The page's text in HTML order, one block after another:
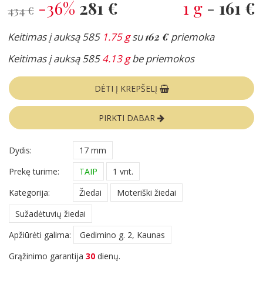
434 € -36% 281 € 1 g - 161 €
Keitimas į auksą 585 1.75 gsu162 €priemoka
Keitimas į auksą 5854.13 gbe priemokos
DĖTI Į KREPŠELĮ
PIRKTI DABAR
Dydis:
17 mm
Prekę turime:
TAIP
1 vnt.
Kategorija:
Žiedai
Moteriški žiedai
Sužadėtuvių žiedai
Apžiūrėti galima:
Gedimino g. 2, Kaunas
Grąžinimo garantija 30 dienų.